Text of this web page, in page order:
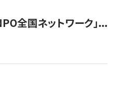
全国ネットワーク」...